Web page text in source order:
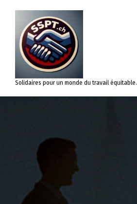
contenu
Solidaires pour un monde du travail équitable.